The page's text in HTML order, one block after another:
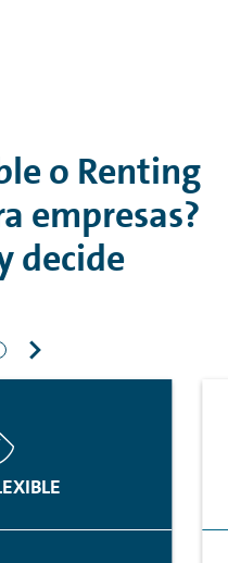
o Renting
empresas?
decide